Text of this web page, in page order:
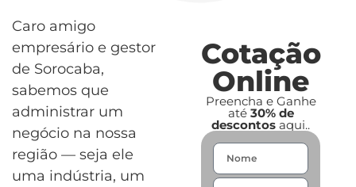
Caro amigo
empresário e gestor
de Sorocaba,
sabemos que
administrar um
negócio na nossa
região — seja ele
uma indústria, um
Cotação
Online
Preencha e Ganhe
até 30% de
descontos aqui..